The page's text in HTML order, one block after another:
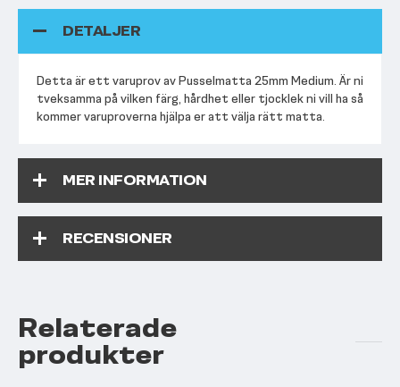
DETALJER
Detta är ett varuprov av Pusselmatta 25mm Medium. Är ni
tveksamma på vilken färg, hårdhet eller tjocklek ni vill ha så
kommer varuproverna hjälpa er att välja rätt matta.
MER INFORMATION
RECENSIONER
Relaterade
produkter